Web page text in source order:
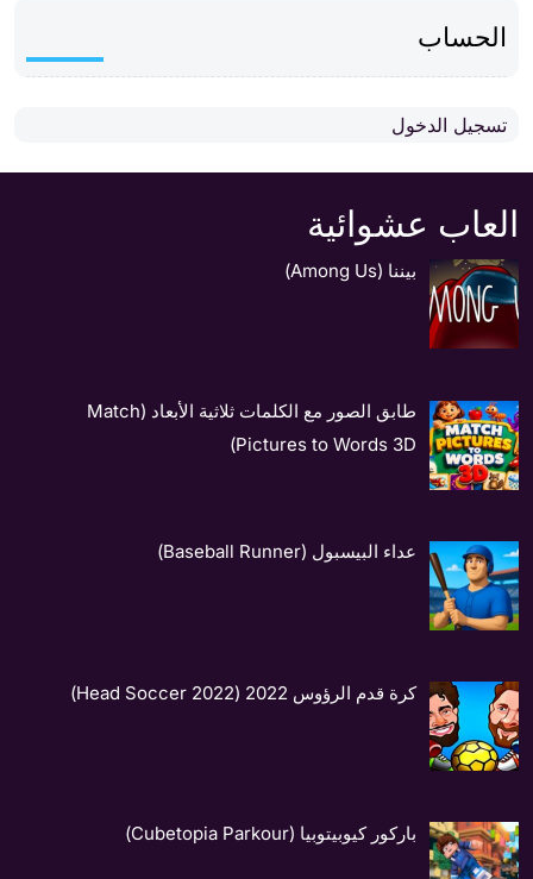
الحساب
تسجيل الدخول
العاب عشوائية
بيننا (Among Us)
طابق الصور مع الكلمات ثلاثية الأبعاد (Match
Pictures to Words 3D)
عداء البيسبول (Baseball Runner)
كرة قدم الرؤوس 2022 (Head Soccer 2022)
باركور كيوبيتوبيا (Cubetopia Parkour)